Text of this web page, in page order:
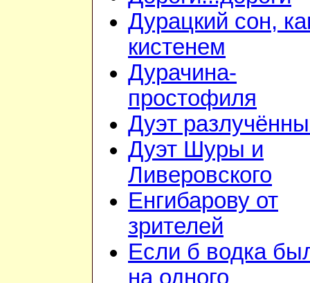
Дурацкий сон,
кистенем
Дурачина-
простофиля
Дуэт
Дуэт Шуры и
Ливеровского
Енгибарову от
зрителей
Если б водка
на одного